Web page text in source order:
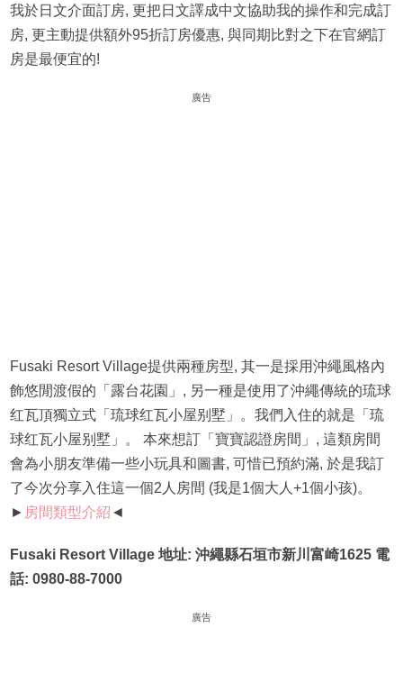
我於日文介面訂房, 更把日文譯成中文協助我的操作和完成訂
房, 更主動提供額外95折訂房優惠, 與同期比對之下在官網訂
房是最便宜的!
廣告
Fusaki Resort Village提供兩種房型, 其一是採用沖繩風格內
飾悠閒渡假的「露台花園」, 另一種是使用了沖繩傳統的琉球
红瓦頂獨立式「琉球红瓦小屋别墅」。我們入住的就是「琉
球红瓦小屋别墅」。 本來想訂「寶寶認證房間」, 這類房間
會為小朋友準備一些小玩具和圖書, 可惜已預約滿, 於是我訂
了今次分享入住這一個2人房間 (我是1個大人+1個小孩)。
► 房間類型介紹 ◄
Fusaki Resort Village 地址: 沖繩縣石垣市新川富崎1625 電
話: 0980-88-7000
廣告